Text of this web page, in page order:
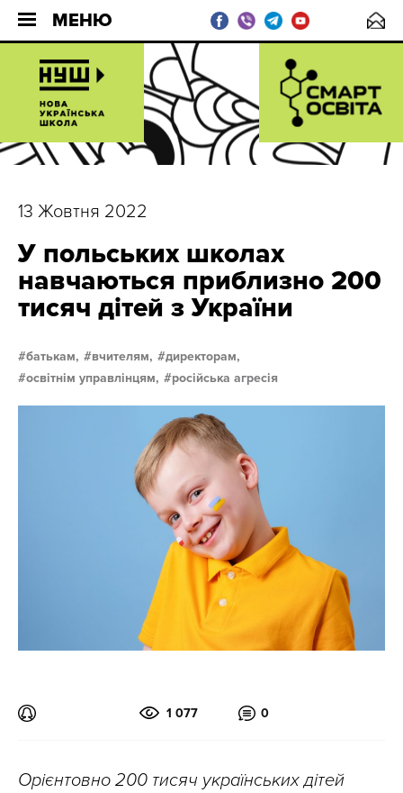
МЕНЮ
13 Жовтня 2022
У польських школах
навчаються приблизно 200
тисяч дітей з України
батькам, вчителям,
директорам,
освітнім управлінцям,
російська агресія
1 077 0
Орієнтовно 200 тисяч українських дітей